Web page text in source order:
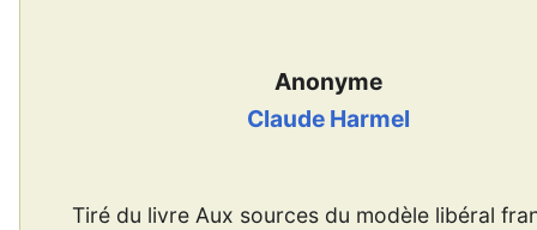
Anonyme
Claude Harmel
Tiré du livre Aux sources du modèle libéral